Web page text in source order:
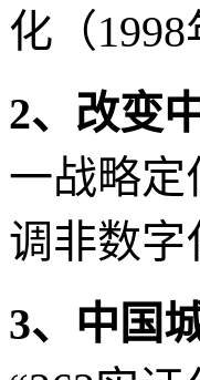
化（1998
2、改变
一战略定
调非数字
3、中国